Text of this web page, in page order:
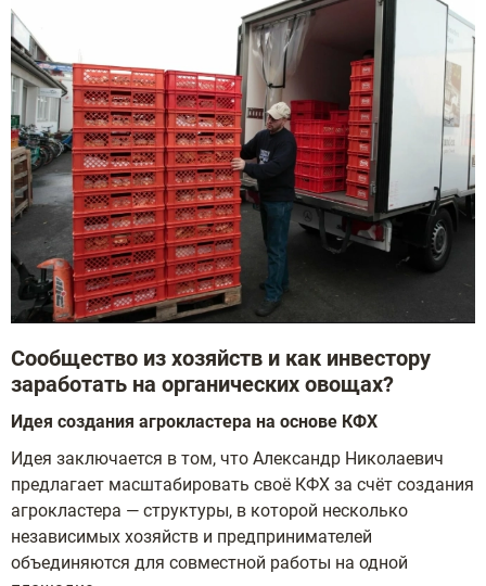
Сообщество из хозяйств и как инвестору
заработать на органических овощах?
Идея создания агрокластера на основе КФХ
Идея заключается в том, что Александр Николаевич
предлагает масштабировать своё КФХ за счёт создания
агрокластера — структуры, в которой несколько
независимых хозяйств и предпринимателей
объединяются для совместной работы на одной